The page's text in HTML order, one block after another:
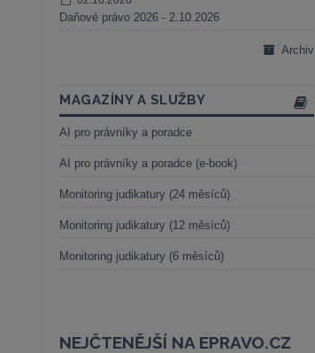
Daňové právo 2026 - 2.10.2026
Archiv
MAGAZÍNY A SLUŽBY
AI pro právníky a poradce
AI pro právníky a poradce (e-book)
Monitoring judikatury (24 měsíců)
Monitoring judikatury (12 měsíců)
Monitoring judikatury (6 měsíců)
NEJČTENĚJŠÍ NA EPRAVO.CZ